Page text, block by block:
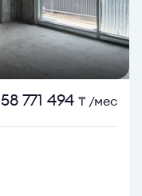
58 771 494 ₸ /мес